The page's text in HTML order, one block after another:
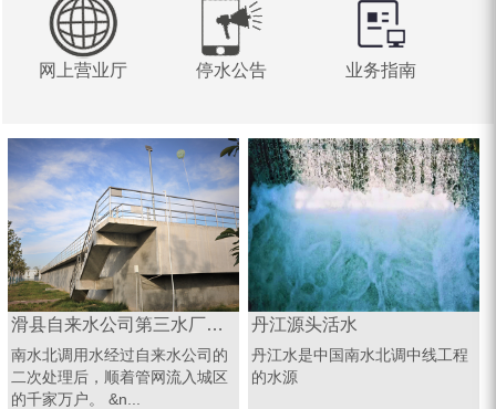
网上营业厅 停水公告 业务指南
滑县自来水公司第三水厂南水北调源头
南水北调用水经过自来水公司的
二次处理后，顺着管网流入城区
的千家万户。 &n...
丹江源头活水
丹江水是中国南水北调中线工程
的水源